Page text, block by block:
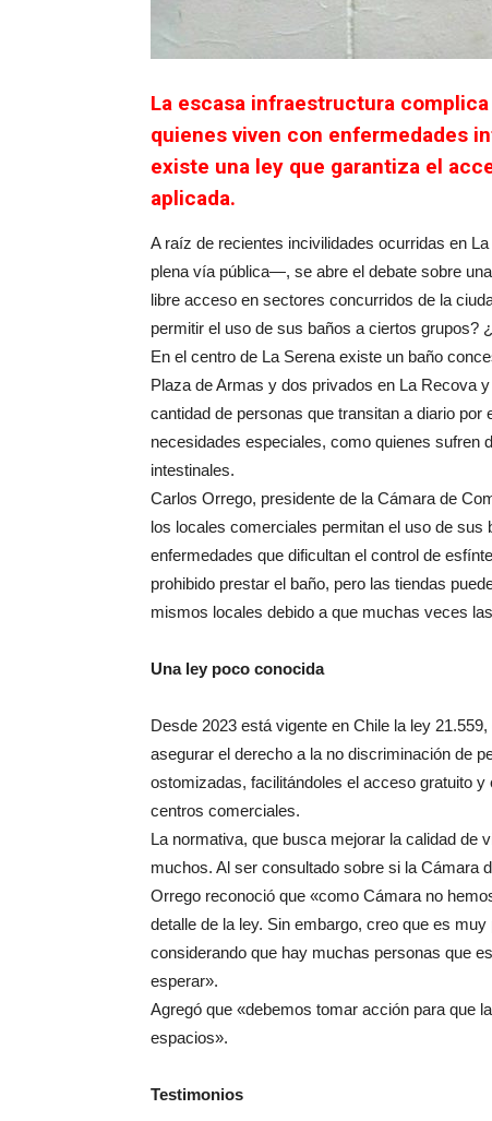
La escasa infraestructura
quienes viven con enfermedades
existe una ley que garantiza el
aplicada.
A raíz de recientes incivilidades ocurridas en
plena vía pública—, se abre el debate sobre
libre acceso en sectores concurridos de la
permitir el uso de sus baños a ciertos grupos?
En el centro de La Serena existe un baño
Plaza de Armas y dos privados en La Recova
cantidad de personas que transitan a diario
necesidades especiales, como quienes sufren
intestinales.
Carlos Orrego, presidente de la Cámara de
los locales comerciales permitan el uso de
enfermedades que dificultan el control de
prohibido prestar el baño, pero las tiendas
mismos locales debido a que muchas veces
Una ley poco conocida
Desde 2023 está vigente en Chile la ley
asegurar el derecho a la no discriminación de
ostomizadas, facilitándoles el acceso gratuito
centros comerciales.
La normativa, que busca mejorar la calidad de
muchos. Al ser consultado sobre si la Cámara
Orrego reconoció que «como Cámara no
detalle de la ley. Sin embargo, creo que es
considerando que hay muchas personas que
esperar».
Agregó que «debemos tomar acción para que
espacios».
Testimonios